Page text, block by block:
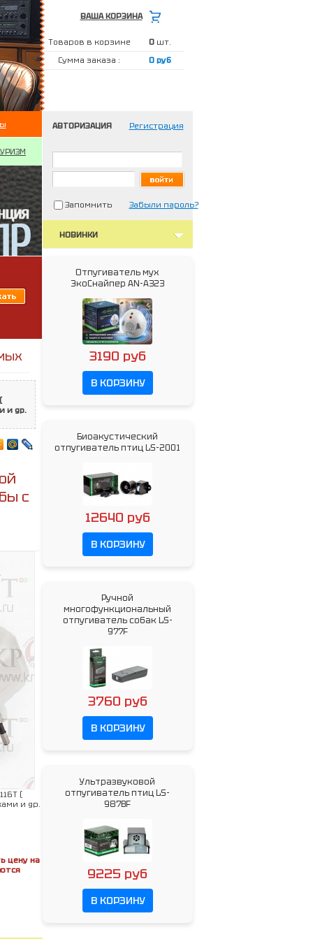
ВАША КОРЗИНА
Товаров в корзине 0 шт.
Сумма заказа :
0 руб
и др.
с
(
и др.
цену на
АВТОРИЗАЦИЯ Регистрация
Запомнить Забыли пароль?
НОВИНКИ
Отпугиватель мух
ЭкоСнайпер AN-A323
3190 руб
В КОРЗИНУ
Биоакустический
отпугиватель птиц LS-2001
12640 руб
В КОРЗИНУ
Ручной
многофункциональный
отпугиватель собак LS-
977F
3760 руб
В КОРЗИНУ
Ультразвуковой
отпугиватель птиц LS-
987BF
9225 руб
В КОРЗИНУ